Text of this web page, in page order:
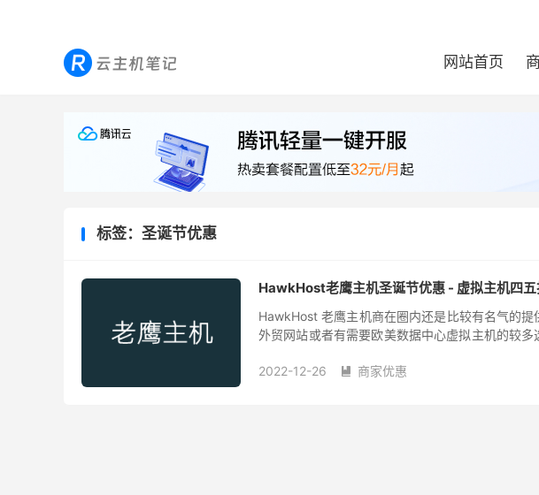
网站首页
标签：圣诞节优惠
HawkHost老鹰主机圣诞节优惠 - 虚拟主机四
HawkHost 老鹰主机商在圈内还是比较有名气的
外贸网站或者有需要欧美数据中心虚拟主机的较
2022-12-26
 商家优惠